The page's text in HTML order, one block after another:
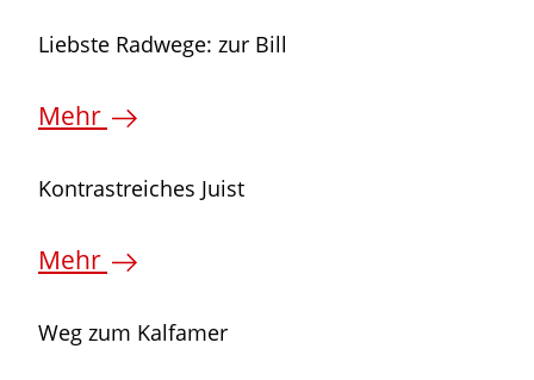
Liebste Radwege: zur Bill
Mehr
Kontrastreiches Juist
Mehr
Weg zum Kalfamer